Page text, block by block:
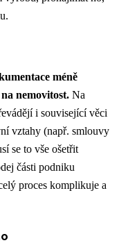
méně
nemovitost. Na
i související věci
vztahy (např. smlouvy
se to vše ošetřit
části podniku
proces komplikuje a